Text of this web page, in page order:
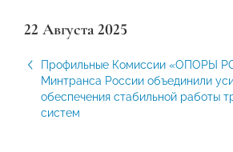
22 Августа 2025
Профильные Комиссии «ОПОРЫ
Минтранса России объединили
обеспечения стабильной работы
систем